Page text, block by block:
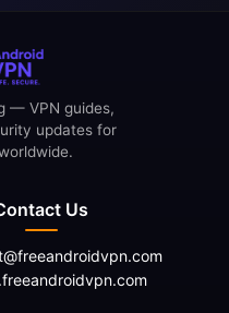
— VPN guides,
updates for
Us